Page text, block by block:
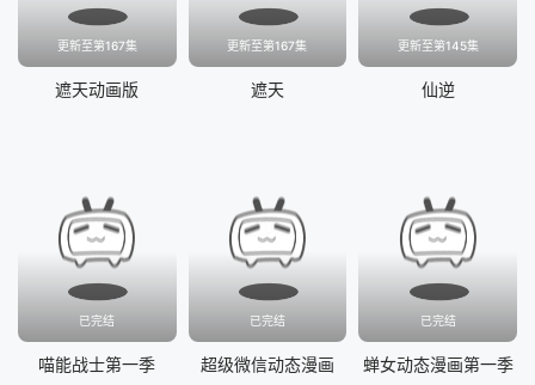
更新至第167集
遮天动画版
更新至第167集
遮天
更新至第145集
仙逆
已完结
喵能战士第一季
已完结
超级微信动态漫画
已完结
蝉女动态漫画第一季